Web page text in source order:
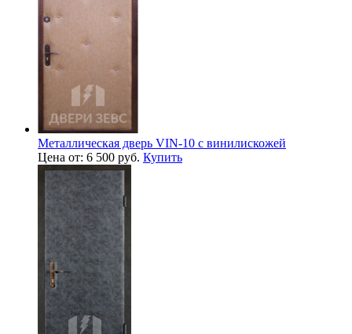
Металлическая дверь VIN-10 с винилискожей
Цена от: 6 500 руб. Купить